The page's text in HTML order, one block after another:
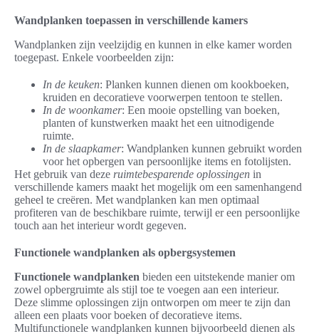
Wandplanken toepassen in verschillende kamers
Wandplanken zijn veelzijdig en kunnen in elke kamer worden
toegepast. Enkele voorbeelden zijn:
In de keuken: Planken kunnen dienen om kookboeken,
kruiden en decoratieve voorwerpen tentoon te stellen.
In de woonkamer: Een mooie opstelling van boeken,
planten of kunstwerken maakt het een uitnodigende
ruimte.
In de slaapkamer: Wandplanken kunnen gebruikt worden
voor het opbergen van persoonlijke items en fotolijsten.
Het gebruik van deze ruimtebesparende oplossingen in
verschillende kamers maakt het mogelijk om een samenhangend
geheel te creëren. Met wandplanken kan men optimaal
profiteren van de beschikbare ruimte, terwijl er een persoonlijke
touch aan het interieur wordt gegeven.
Functionele wandplanken als opbergsystemen
Functionele wandplanken bieden een uitstekende manier om
zowel opbergruimte als stijl toe te voegen aan een interieur.
Deze slimme oplossingen zijn ontworpen om meer te zijn dan
alleen een plaats voor boeken of decoratieve items.
Multifunctionele wandplanken kunnen bijvoorbeeld dienen als